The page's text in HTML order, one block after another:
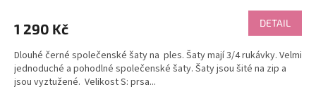
1 290 Kč DETAIL
Dlouhé černé společenské šaty na ples. Šaty mají 3/4 rukávky. Velmi
jednoduché a pohodlné společenské šaty. Šaty jsou šité na zip a
jsou vyztužené. Velikost S: prsa...